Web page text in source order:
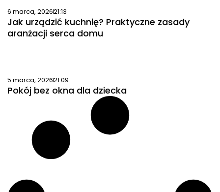
6 marca, 202621:13
Jak urządzić kuchnię? Praktyczne zasady
aranżacji serca domu
5 marca, 202621:09
Pokój bez okna dla dziecka